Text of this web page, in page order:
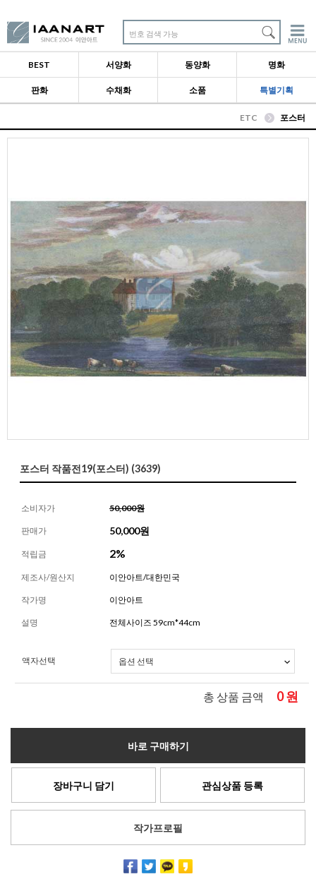
번호 검색 가능
BEST 서양화 동양화 명화
판화 수채화 소품 특별기획
ETC 포스터
포스터 작품전19(포스터) (3639)
소비자가 50,000원
판매가 50,000원
적립금 2%
제조사/원산지 이안아트/대한민국
작가명 이안아트
설명 전체사이즈 59cm*44cm
액자선택
총 상품 금액 0원
바로 구매하기
장바구니 담기 관심상품 등록
작가프로필